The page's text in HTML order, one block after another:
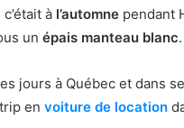
c’était à l’automne pendant
un épais manteau blanc.
jours à Québec et dans
en voiture de location